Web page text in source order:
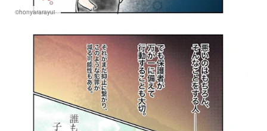
©honyararayui